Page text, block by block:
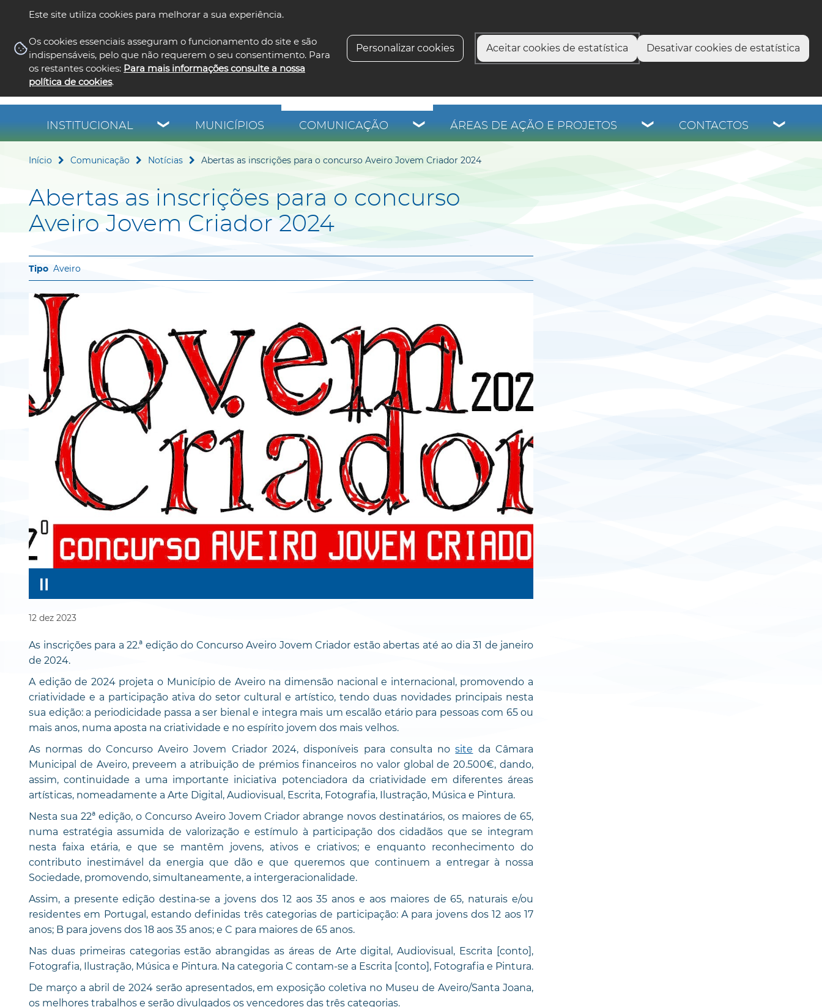
Este site utiliza cookies para melhorar a sua experiência.
Os cookies essenciais asseguram o funcionamento do site e são
indispensáveis, pelo que não requerem o seu consentimento. Para
os restantes cookies: Para mais informações consulte a nossa
política de cookies.
Personalizar cookies Aceitar cookies de estatística Desativar cookies de estatística
INSTITUCIONAL MUNICÍPIOS COMUNICAÇÃO ÁREAS DE AÇÃO E PROJETOS CONTACTOS
Início Comunicação Notícias Abertas as inscrições para o concurso Aveiro Jovem Criador 2024
Abertas as inscrições para o concurso
Aveiro Jovem Criador 2024
Aveiro
12 dez 2023
As inscrições para a 22.ª edição do Concurso Aveiro Jovem Criador estão abertas até ao dia 31 de janeiro
de 2024.
A edição de 2024 projeta o Município de Aveiro na dimensão nacional e internacional, promovendo a
criatividade e a participação ativa do setor cultural e artístico, tendo duas novidades principais nesta
sua edição: a periodicidade passa a ser bienal e integra mais um escalão etário para pessoas com 65 ou
mais anos, numa aposta na criatividade e no espírito jovem dos mais velhos.
As normas do Concurso Aveiro Jovem Criador 2024, disponíveis para consulta nosite da Câmara
Municipal de Aveiro, preveem a atribuição de prémios financeiros no valor global de 20.500€, dando,
assim, continuidade a uma importante iniciativa potenciadora da criatividade em diferentes áreas
artísticas, nomeadamente a Arte Digital, Audiovisual, Escrita, Fotografia, Ilustração, Música e Pintura.
Nesta sua 22ª edição, o Concurso Aveiro Jovem Criador abrange novos destinatários, os maiores de 65,
numa estratégia assumida de valorização e estímulo à participação dos cidadãos que se integram
nesta faixa etária, e que se mantêm jovens, ativos e criativos; e enquanto reconhecimento do
contributo inestimável da energia que dão e que queremos que continuem a entregar à nossa
Sociedade, promovendo, simultaneamente, a intergeracionalidade.
Assim, a presente edição destina-se a jovens dos 12 aos 35 anos e aos maiores de 65, naturais e/ou
residentes em Portugal, estando definidas três categorias de participação: A para jovens dos 12 aos 17
anos; B para jovens dos 18 aos 35 anos; e C para maiores de 65 anos.
Nas duas primeiras categorias estão abrangidas as áreas de Arte digital, Audiovisual, Escrita [conto],
Fotografia, Ilustração, Música e Pintura. Na categoria C contam-se a Escrita [conto], Fotografia e Pintura.
De março a abril de 2024 serão apresentados, em exposição coletiva no Museu de Aveiro/Santa Joana,
os melhores trabalhos e serão divulgados os vencedores das três categorias.